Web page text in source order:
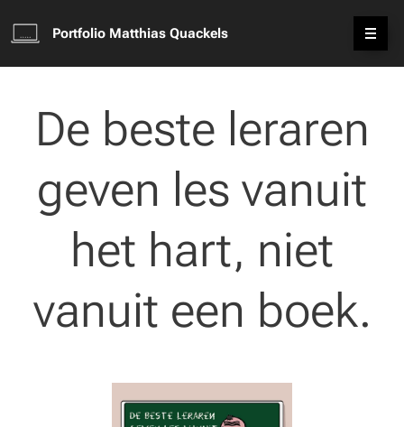
Portfolio Matthias Quackels
De beste leraren
geven les vanuit
het hart, niet
vanuit een boek.